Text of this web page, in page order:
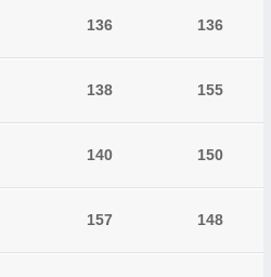
136 136
138 155
140 150
157 148